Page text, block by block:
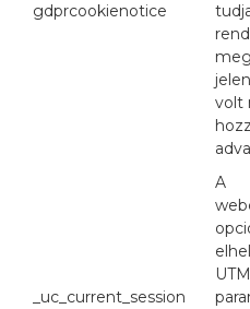
gdprcookienotice
volt
_uc_current_session
A
UTM